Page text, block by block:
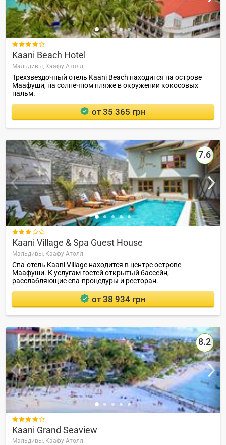

Kaani Beach Hotel
Мальдивы, Каафу Атолл
Трехзвездочный отель Kaani Beach находится на острове
Маафуши, на солнечном пляже в окружении кокосовых
пальм.
от 35 365 грн
7.6

Kaani Village & Spa Guest House
Мальдивы, Каафу Атолл
Спа-отель Kaani Village находится в центре острове
Маафуши. К услугам гостей открытый бассейн,
расслабляющие спа-процедуры и ресторан.
от 38 934 грн
8.2

Kaani Grand Seaview
Мальдивы, Каафу Атолл